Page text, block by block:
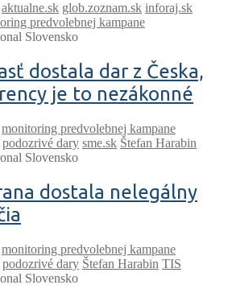
aktualne.sk glob.zoznam.sk inforaj.sk
predvolebnej kampane
dostala dar z Česka,
je to nezákonné
monitoring predvolebnej kampane
podozrivé dary sme.sk Štefan Harabin
dostala nelegálny
monitoring predvolebnej kampane
podozrivé dary Štefan Harabin TIS